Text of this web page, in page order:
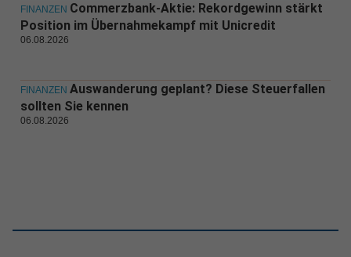
FINANZEN Commerzbank-Aktie: Rekordgewinn stärkt
Position im Übernahmekampf mit Unicredit
06.08.2026
FINANZEN Auswanderung geplant? Diese Steuerfallen
sollten Sie kennen
06.08.2026